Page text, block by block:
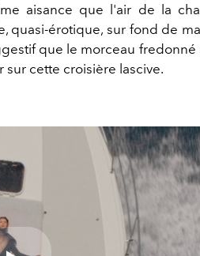
aisance que l'air de la
quasi-érotique, sur fond de
que le morceau fredonné
sur cette croisière lascive.